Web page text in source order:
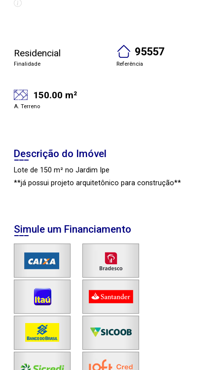
Residencial
Finalidade
95557
Referência
150.00 m²
A. Terreno
Descrição do Imóvel
Lote de 150 m² no Jardim Ipe
**já possui projeto arquitetônico para construção**
Simule um Financiamento